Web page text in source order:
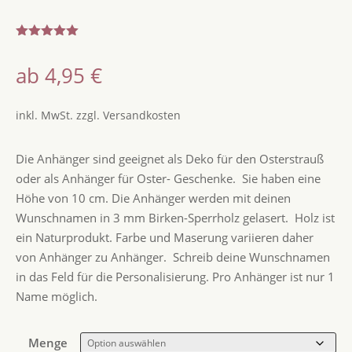
von 5,
basierend
ertungen
ab 4,95 €
inkl. MwSt. zzgl. Versandkosten
Die Anhänger sind geeignet als Deko für den Osterstrauß
oder als Anhänger für Oster- Geschenke. Sie haben eine
Höhe von 10 cm. Die Anhänger werden mit deinen
Wunschnamen in 3 mm Birken-Sperrholz gelasert. Holz ist
ein Naturprodukt. Farbe und Maserung variieren daher
von Anhänger zu Anhänger. Schreib deine Wunschnamen
in das Feld für die Personalisierung. Pro Anhänger ist nur 1
Name möglich.
Menge